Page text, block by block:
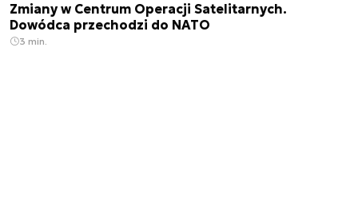
Zmiany w Centrum Operacji Satelitarnych.
Dowódca przechodzi do NATO
3 min.